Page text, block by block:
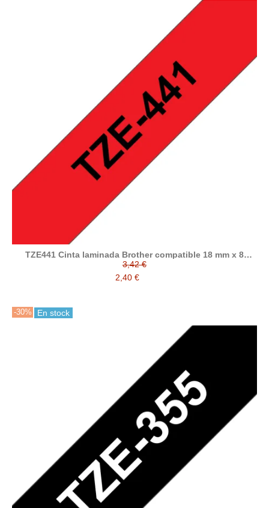
TZE441 Cinta laminada Brother compatible 18 mm x 8
metros
3,42 €
2,40 €
-30% En stock